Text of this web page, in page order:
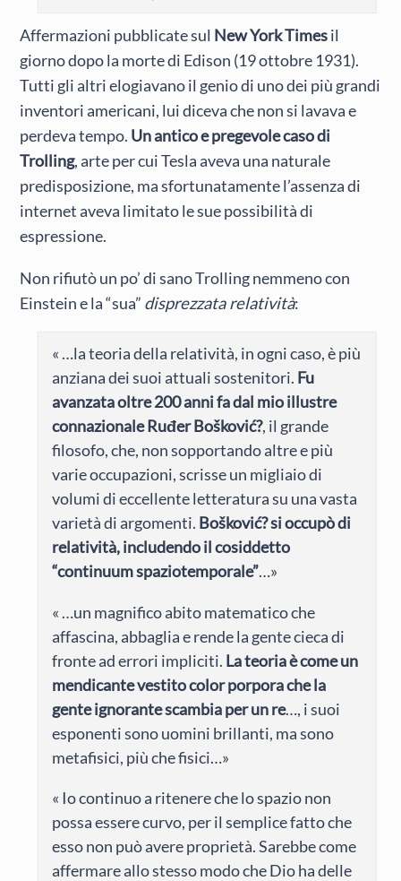
Affermazioni pubblicate sul New York Timesil
giorno dopo la morte di Edison (19 ottobre 1931).
Tutti gli altri elogiavano il genio di uno dei più grandi
inventori americani, lui diceva che non si lavava e
perdeva tempo. Un antico e pregevole caso di
Trolling, arte per cui Tesla aveva una naturale
predisposizione, ma sfortunatamente l’assenza di
internet aveva limitato le sue possibilità di
espressione.
Non rifiutò un po’ di sano Trolling nemmeno con
Einstein e la “sua” disprezzata relatività:
« …la teoria della relatività, in ogni caso, è più
anziana dei suoi attuali sostenitori. Fu
avanzata oltre 200 anni fa dal mio illustre
connazionaleRuđer Bošković?, il grande
filosofo, che, non sopportando altre e più
varie occupazioni, scrisse un migliaio di
volumi di eccellente letteratura su una vasta
varietà di argomenti. Bošković? si occupò di
relatività, includendo il cosiddetto
“continuum spaziotemporale”…»
« …un magnifico abito matematico che
affascina, abbaglia e rende la gente cieca di
fronte ad errori impliciti. La teoria è come un
mendicante vestito color porpora che la
gente ignorante scambia per un re…, i suoi
esponenti sono uomini brillanti, ma sono
metafisici, più che fisici…»
« Io continuo a ritenere che lo spazio non
possa essere curvo, per il semplice fatto che
esso non può avere proprietà. Sarebbe come
affermare allo stesso modo che Dio ha delle